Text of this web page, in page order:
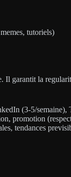
tutoriels)
garantit la
(3-5/
promotion
tendances